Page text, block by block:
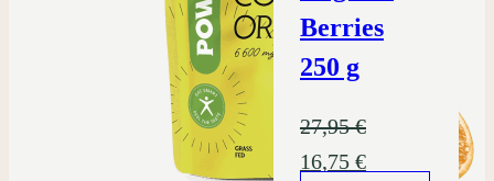
Berries
250 g
27,95€
Pôvodná
16,75 €Aktuálna